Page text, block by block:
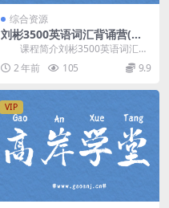
综合资源
刘彬3500英语词汇背诵营(单
词兵法3500词汇速记班)
课程简介刘彬3500英语词汇速
记，总共60节课时，基础词汇篇20
节课时，常用...
2 年前 105 9.9
VIP